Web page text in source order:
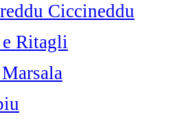
Ciccineddu
Ritagli